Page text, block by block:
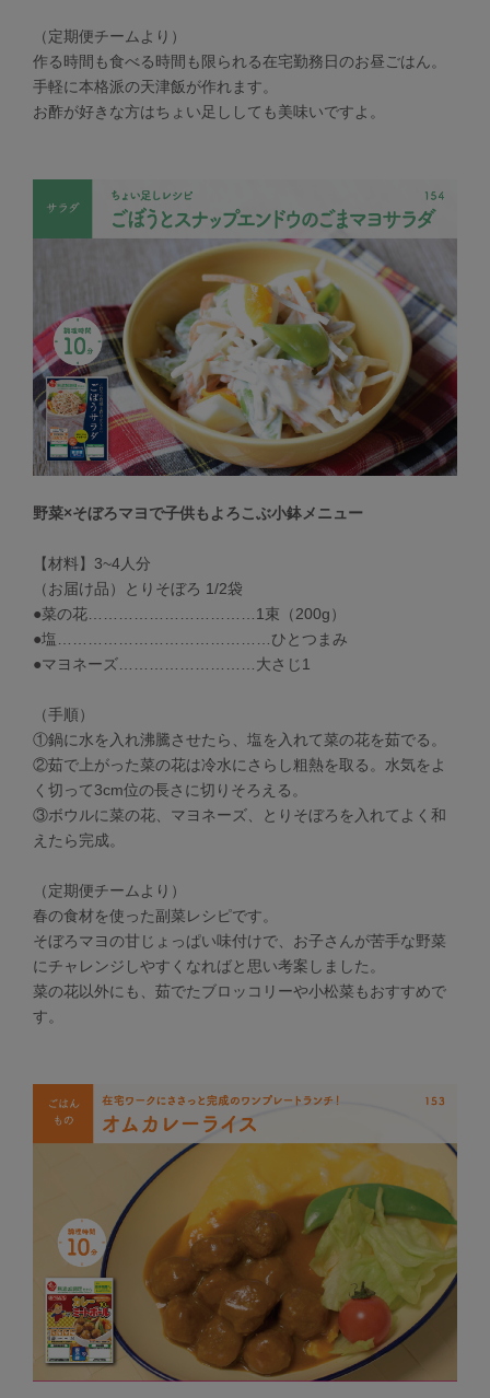
（定期便チームより）
作る時間も食べる時間も限られる在宅勤務日のお昼ごはん。
手軽に本格派の天津飯が作れます。
お酢が好きな方はちょい足ししても美味いですよ。
野菜×そぼろマヨで子供もよろこぶ小鉢メニュー
【材料】3~4人分
（お届け品）とりそぼろ 1/2袋
●菜の花……………………………1束（200g）
●塩……………………………………ひとつまみ
●マヨネーズ………………………大さじ1
（手順）
①鍋に水を入れ沸騰させたら、塩を入れて菜の花を茹でる。
②茹で上がった菜の花は冷水にさらし粗熱を取る。水気をよ
く切って3cm位の長さに切りそろえる。
③ボウルに菜の花、マヨネーズ、とりそぼろを入れてよく和
えたら完成。
（定期便チームより）
春の食材を使った副菜レシピです。
そぼろマヨの甘じょっぱい味付けで、お子さんが苦手な野菜
にチャレンジしやすくなればと思い考案しました。
菜の花以外にも、茹でたブロッコリーや小松菜もおすすめで
す。